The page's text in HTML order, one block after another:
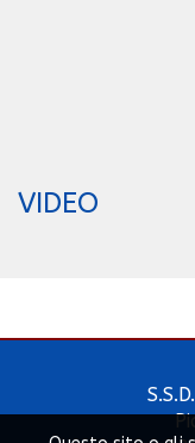
VIDEO